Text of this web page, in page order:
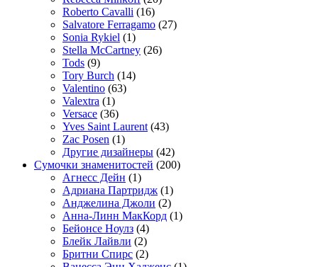
Roberto Cavalli (16)
Salvatore Ferragamo (27)
Sonia Rykiel (1)
Stella McCartney (26)
Tods (9)
Tory Burch (14)
Valentino (63)
Valextra (1)
Versace (36)
Yves Saint Laurent (43)
Zac Posen (1)
Другие дизайнеры (42)
Сумочки знаменитостей (200)
Агнесс Дейн (1)
Адриана Партридж (1)
Анджелина Джоли (2)
Анна-Линн МакКорд (1)
Бейонсе Ноулз (4)
Блейк Лайвли (2)
Бритни Спирс (2)